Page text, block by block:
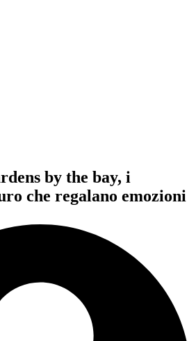
by the bay, i
che regalano emozioni